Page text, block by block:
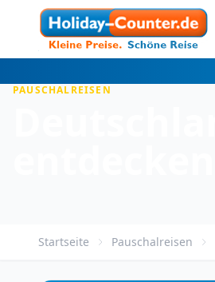
PAUSCHALREISEN
Startseite Pauschalreisen